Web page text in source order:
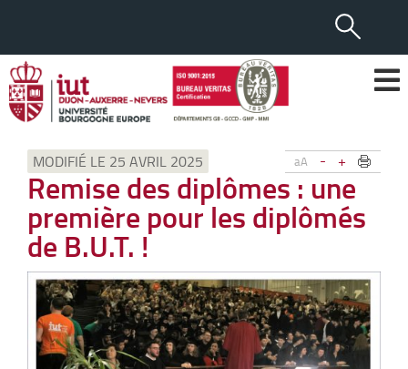
aA - +
MODIFIÉ LE 25 AVRIL 2025
Remise des diplômes : une
première pour les diplômés
de B.U.T. !